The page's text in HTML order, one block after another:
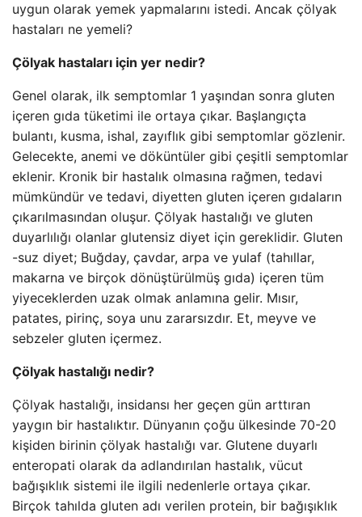
uygun olarak yemek yapmalarını istedi. Ancak çölyak
hastaları ne yemeli?
Çölyak hastaları için yer nedir?
Genel olarak, ilk semptomlar 1 yaşından sonra gluten
içeren gıda tüketimi ile ortaya çıkar. Başlangıçta
bulantı, kusma, ishal, zayıflık gibi semptomlar gözlenir.
Gelecekte, anemi ve döküntüler gibi çeşitli semptomlar
eklenir. Kronik bir hastalık olmasına rağmen, tedavi
mümkündür ve tedavi, diyetten gluten içeren gıdaların
çıkarılmasından oluşur. Çölyak hastalığı ve gluten
duyarlılığı olanlar glutensiz diyet için gereklidir. Gluten
-suz diyet; Buğday, çavdar, arpa ve yulaf (tahıllar,
makarna ve birçok dönüştürülmüş gıda) içeren tüm
yiyeceklerden uzak olmak anlamına gelir. Mısır,
patates, pirinç, soya unu zararsızdır. Et, meyve ve
sebzeler gluten içermez.
Çölyak hastalığı nedir?
Çölyak hastalığı, insidansı her geçen gün arttıran
yaygın bir hastalıktır. Dünyanın çoğu ülkesinde 70-20
kişiden birinin çölyak hastalığı var. Glutene duyarlı
enteropati olarak da adlandırılan hastalık, vücut
bağışıklık sistemi ile ilgili nedenlerle ortaya çıkar.
Birçok tahılda gluten adı verilen protein, bir bağışıklık